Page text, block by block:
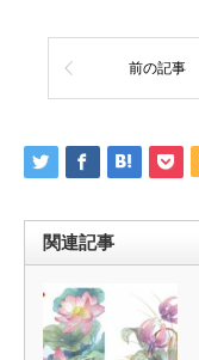
前の記事
関連記事